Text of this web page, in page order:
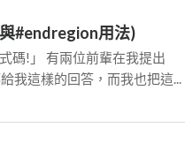
#endregion用法)
碼!」 有兩位前輩在我提出
我這樣的回答，而我也把這...